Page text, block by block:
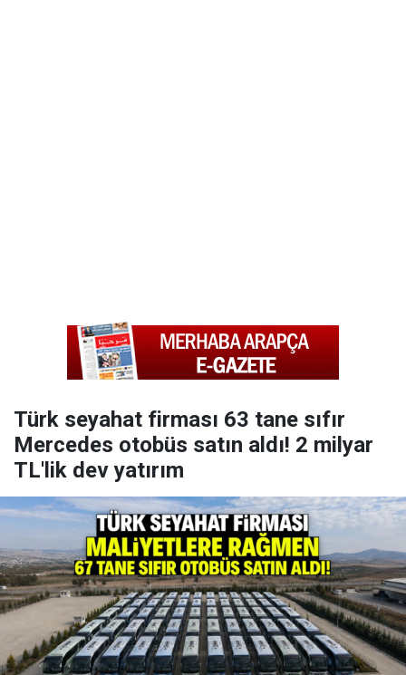
Türk seyahat firması 63 tane sıfır
Mercedes otobüs satın aldı! 2 milyar
TL'lik dev yatırım